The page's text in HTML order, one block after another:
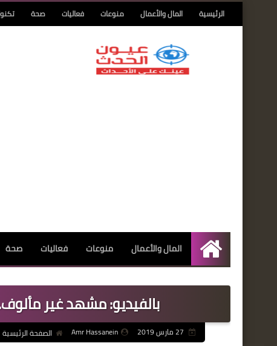
الرئيسية المال والأعمال منوعات فعاليات صحة
الرئيسية
المال والأعمال منوعات فعاليات صحة
بالفيديو: مشهد غير
Amr Hassanein الصفحة الرئيسية